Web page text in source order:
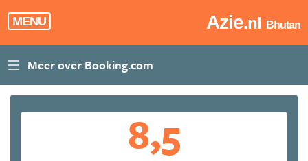
MENU Azie.nl Bhutan
8,5